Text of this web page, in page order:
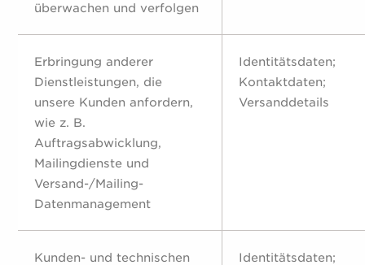
überwachen und verfolgen
Erbringung anderer
Dienstleistungen, die
unsere Kunden anfordern,
wie z. B.
Auftragsabwicklung,
Mailingdienste und
Versand-/Mailing-
Datenmanagement
Identitätsdaten;
Kontaktdaten;
Versanddetails
Kunden- und technischen
Identitätsdaten;